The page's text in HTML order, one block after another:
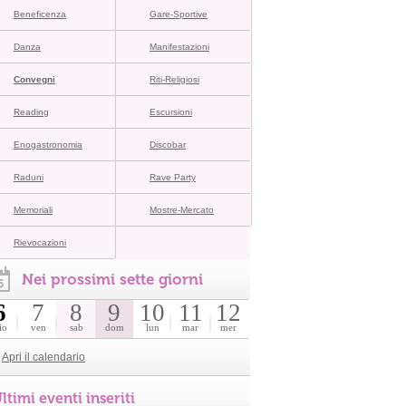
Beneficenza Gare-Sportive
Danza Manifestazioni
Convegni Riti-Religiosi
Reading Escursioni
Enogastronomia Discobar
Raduni Rave Party
Memoriali Mostre-Mercato
Rievocazioni
Nei prossimi sette giorni
7
ven
8
sab
9
dom
10
lun
11
mar
12
mer
Apri il calendario
eventi inseriti